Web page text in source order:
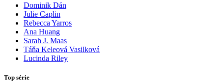
Dominik Dán
Julie Caplin
Rebecca Yarros
Ana Huang
Sarah J. Maas
Táňa Keleová Vasilková
Lucinda Riley
Top série